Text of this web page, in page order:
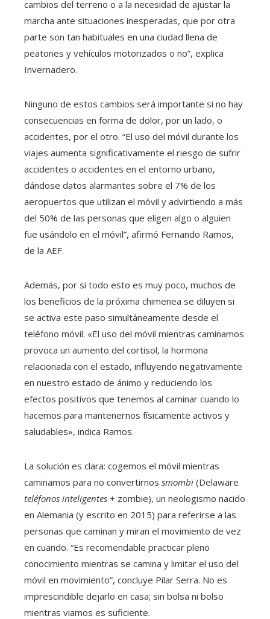
cambios del terreno o a la necesidad de ajustar la
marcha ante situaciones inesperadas, que por otra
parte son tan habituales en una ciudad llena de
peatones y vehículos motorizados o no”, explica
Invernadero.
Ninguno de estos cambios será importante si no hay
consecuencias en forma de dolor, por un lado, o
accidentes, por el otro. “El uso del móvil durante los
viajes aumenta significativamente el riesgo de sufrir
accidentes o accidentes en el entorno urbano,
dándose datos alarmantes sobre el 7% de los
aeropuertos que utilizan el móvil y advirtiendo a más
del 50% de las personas que eligen algo o alguien
fue usándolo en el móvil”, afirmó Fernando Ramos,
de la AEF.
Además, por si todo esto es muy poco, muchos de
los beneficios de la próxima chimenea se diluyen si
se activa este paso simultáneamente desde el
teléfono móvil. «El uso del móvil mientras caminamos
provoca un aumento del cortisol, la hormona
relacionada con el estado, influyendo negativamente
en nuestro estado de ánimo y reduciendo los
efectos positivos que tenemos al caminar cuando lo
hacemos para mantenernos físicamente activos y
saludables», indica Ramos.
La solución es clara: cogemos el móvil mientras
caminamos para no convertirnos smombi (Delaware
teléfonos inteligentes + zombie), un neologismo nacido
en Alemania (y escrito en 2015) para referirse a las
personas que caminan y miran el movimiento de vez
en cuando. “Es recomendable practicar pleno
conocimiento mientras se camina y limitar el uso del
móvil en movimiento”, concluye Pilar Serra. No es
imprescindible dejarlo en casa; sin bolsa ni bolso
mientras viamos es suficiente.